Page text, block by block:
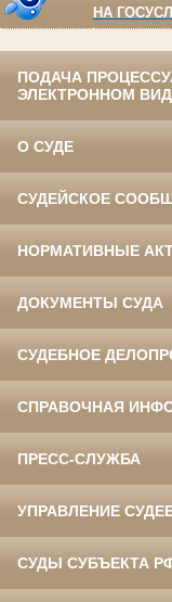
НА
ПОДАЧА
ЭЛЕКТРОННОМ
О СУДЕ
СУДЕЙСКОЕ
НОРМАТИВНЫЕ
ДОКУМЕНТЫ СУДА
СУДЕБНОЕ
СПРАВОЧНАЯ
ПРЕСС-СЛУЖБА
УПРАВЛЕНИЕ
СУДЫ СУБЪЕКТА